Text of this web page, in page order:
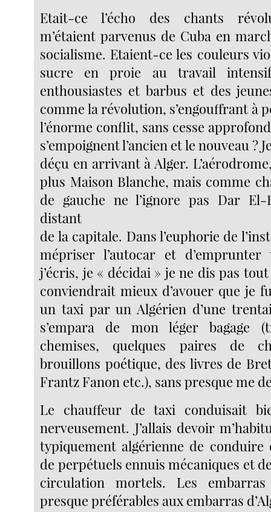
Etait-ce l’écho des chants
m’étaient parvenus de Cuba en
socialisme. Etaient-ce les couleurs
sucre en proie au travail
enthousiastes et barbus et des
comme la révolution, s’engouffrant à
l’énorme conflit, sans cesse
s’empoignent l’ancien et le nouveau ?
déçu en arrivant à Alger.
plus Maison Blanche, mais comme
de gauche ne l’ignore pas Dar El-
distant
de la capitale. Dans l’euphorie de
mépriser l’autocar et
j’écris, je « décidai » je ne dis pas
conviendrait mieux d’avouer que je
un taxi par un Algérien d’une
s’empara de mon léger bagage
chemises, quelques paires de
brouillons poétique, des livres de
Frantz Fanon etc.), sans presque me
Le chauffeur de taxi conduisait
nerveusement. J’allais devoir
typiquement algérienne de conduire
de perpétuels ennuis mécaniques et
circulation mortels. Les
presque préférables aux embarras